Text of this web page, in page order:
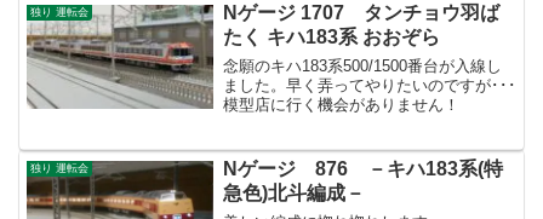
独り 運転会
Nゲージ 1707 タンチョウ羽ば
たく キハ183系 おおぞら
念願のキハ183系500/1500番台が入線し
ました。早く弄ってやりたいのですが･･･
模型店に行く機会がありません！
独り 運転会
Nゲージ 876 －キハ183系(特
急色)北斗編成－